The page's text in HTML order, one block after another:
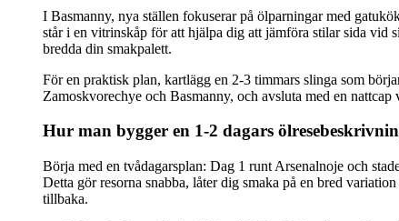
I Basmanny, nya ställen fokuserar på ölparningar med
står i en vitrinskåp för att hjälpa dig att jämföra stilar sida vid
bredda din smakpalett.
För en praktisk plan, kartlägg en 2-3 timmars slinga som
Zamoskvorechye och Basmanny, och avsluta med en nattcap
Hur man bygger en 1-2 dagars
Börja med en tvådagarsplan: Dag 1 runt Arsenalnoje och
Detta gör resorna snabba, låter dig smaka på en bred
tillbaka.